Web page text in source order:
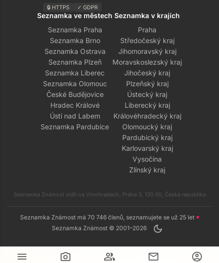
menu camera_alt group mail account_circle
🔒 HTTPS ✓ GDPR
Seznamka ve městech
Seznamka Praha
Seznamka Brno
Seznamka Ostrava
Seznamka Plzeň
Seznamka Liberec
Seznamka Olomouc
České Budějovice
Hradec Králové
Ústí nad Labem
Seznamka Pardubice
Seznamka v krajích
Praha
Středočeský kraj
Jihomoravský kraj
Moravskoslezský kraj
Jihočeský kraj
Plzeňský kraj
Ústecký kraj
Liberecký kraj
Královéhradecký kraj
Olomoucký kraj
Pardubický kraj
Karlovarský kraj
Vysočina
Zlínský kraj
Seznamka Známost sídlí na Vinohradech, Praha 3, 130 00, Česká republika
Seznamka Známost má 70 746 členů, seznamujete se už 25 let ♥
Seznamka Známost © 2001–2026
dark_mode